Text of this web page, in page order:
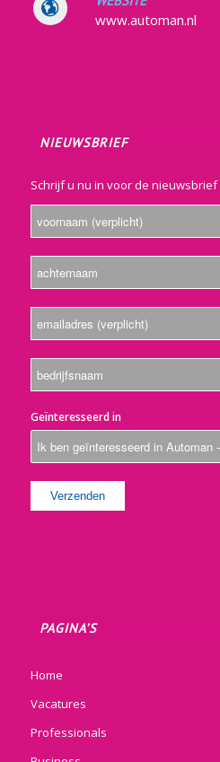
www.automan.nl
NIEUWSBRIEF
Schrijf u nu in voor de
Geïnteresseerd in
PAGINA’S
Home
Vacatures
Professionals